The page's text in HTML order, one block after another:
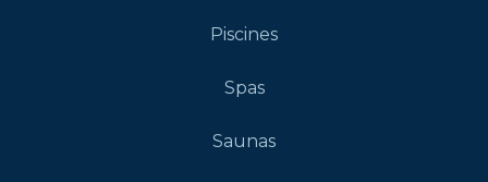
Piscines
Spas
Saunas